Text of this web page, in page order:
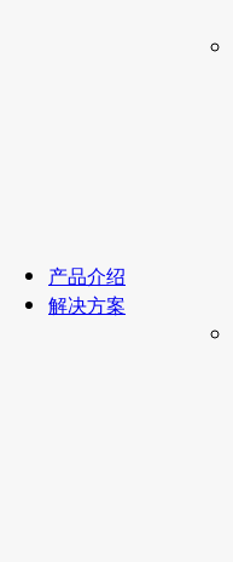
产品介绍
解决方案